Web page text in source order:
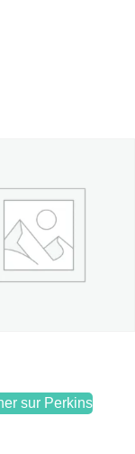
sur Perkins